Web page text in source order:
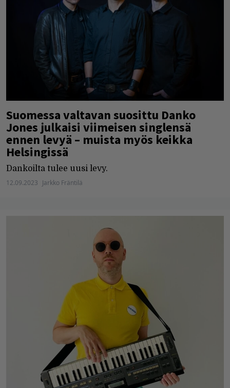
Suomessa valtavan suosittu Danko
Jones julkaisi viimeisen singlensä
ennen levyä – muista myös keikka
Helsingissä
Dankoilta tulee uusi levy.
12.09.2023 Jarkko Fräntilä